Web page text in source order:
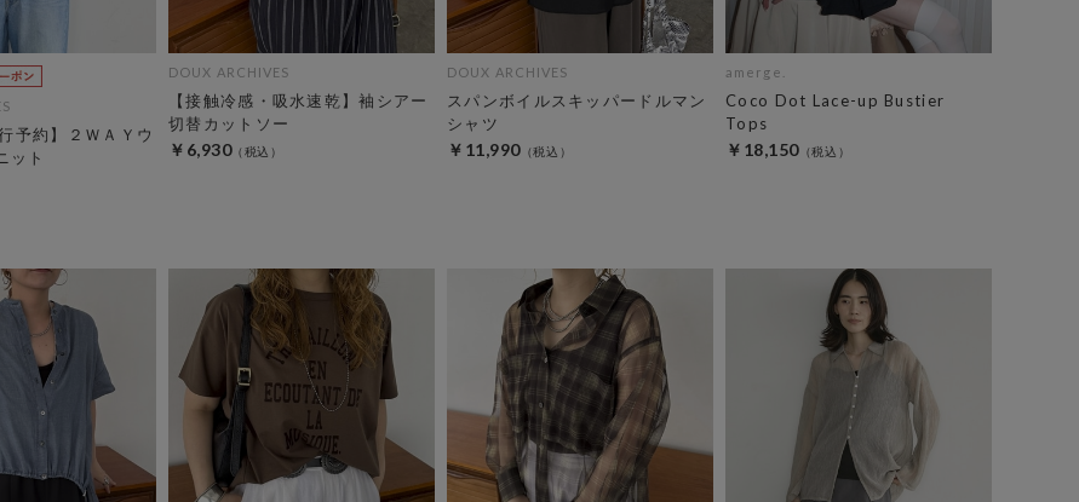
予約】２ＷＡＹウ
ット
DOUX ARCHIVES
【接触冷感・吸水速乾】袖シアー
切替カットソー
￥6,930
DOUX ARCHIVES
スパンボイルスキッパードルマン
シャツ
￥11,990
amerge.
Coco Dot Lace-up Bustier
Tops
￥18,150